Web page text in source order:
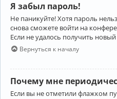
Я забыл пароль!
Не паникуйте! Хотя пароль
снова сможете войти на
Если не удалось получить
Вернуться к началу
Почему мне
Если вы не отметили флажком